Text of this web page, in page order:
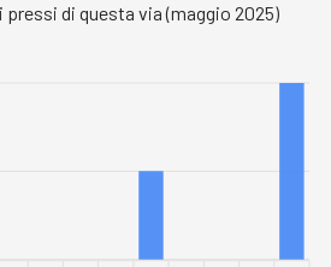
di questa via (maggio 2025)